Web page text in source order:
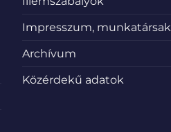
Impresszum, munkatársak
Archívum
Közérdekű adatok